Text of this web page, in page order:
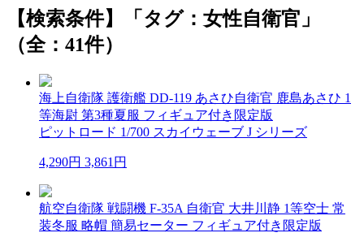
【検索条件】「タグ：女性自衛官」
（全：41件）
海上自衛隊 護衛艦 DD-119 あさひ自衛官 鹿島あさひ 1
等海尉 第3種夏服 フィギュア付き限定版
ピットロード 1/700 スカイウェーブ J シリーズ
4,290円 3,861円
航空自衛隊 戦闘機 F-35A 自衛官 大井川静 1等空士 常
装冬服 略帽 簡易セーター フィギュア付き限定版